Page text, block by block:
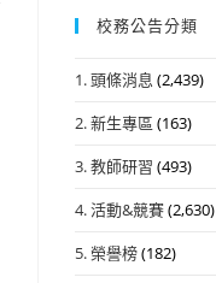
校務公告分類
1. 頭條消息 (2,439)
2. 新生專區 (163)
3. 教師研習 (493)
4. 活動&競賽(2,630)
5. 榮譽榜(182)